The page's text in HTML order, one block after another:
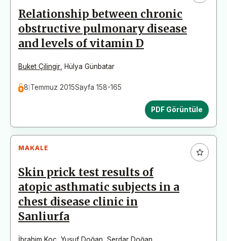
Relationship between chronic
obstructive pulmonary disease
and levels of vitamin D
Buket Çilingir Hülya Günbatar
8 Temmuz 2015Sayfa 158-165
PDF Görüntüle
MAKALE
Skin prick test results of
atopic asthmatic subjects in a
chest disease clinic in
Sanliurfa